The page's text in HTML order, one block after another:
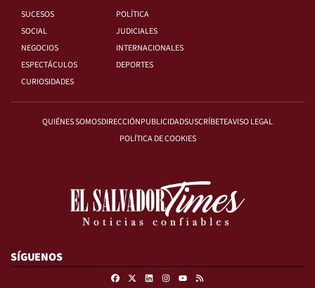
SUCESOS
POLÍTICA
SOCIAL
JUDICIALES
NEGOCIOS
INTERNACIONALES
ESPECTÁCULOS
DEPORTES
CURIOSIDADES
QUIÉNES SOMOSDIRECCIÓNPUBLICIDADSUSCRÍBETEAVISO LEGAL
POLÍTICA DE COOKIES
SÍGUENOS
FacebookLinkedinInstagramRSS